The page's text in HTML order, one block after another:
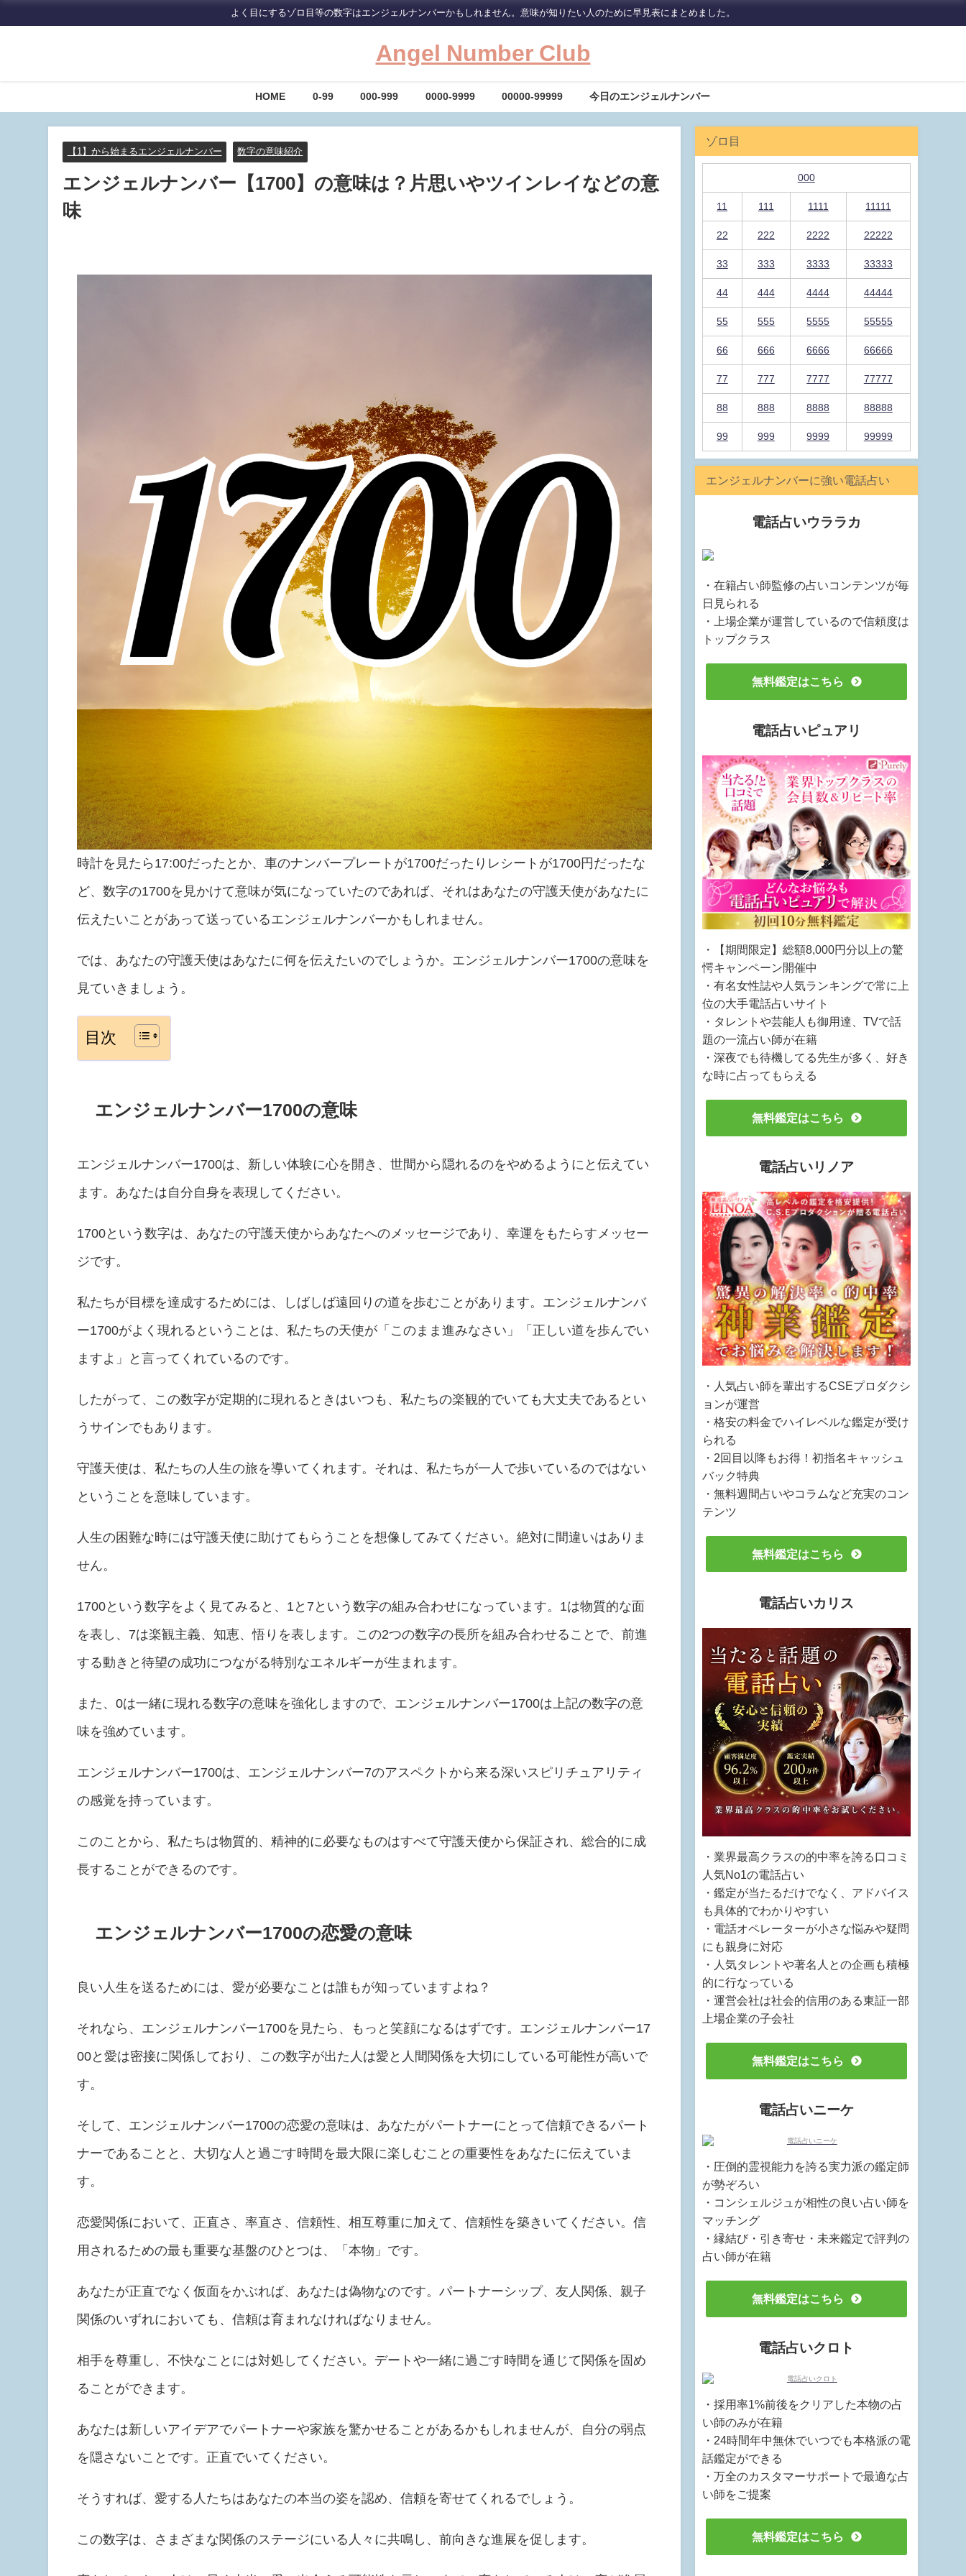
よく目にするゾロ目等の数字はエンジェルナンバーかもしれません。意味が知りたい人のために早見表にまとめました。
Angel Number Club
HOME 0-99 000-999 0000-9999 00000-99999 今日のエンジェルナンバー
【1】から始まるエンジェルナンバー 数字の意味紹介
エンジェルナンバー【1700】の意味は？片思いやツインレイなどの意
味
時計を見たら17:00だったとか、車のナンバープレートが1700だったりレシートが1700円だったな
ど、数字の1700を見かけて意味が気になっていたのであれば、それはあなたの守護天使があなたに
伝えたいことがあって送っているエンジェルナンバーかもしれません。
では、あなたの守護天使はあなたに何を伝えたいのでしょうか。エンジェルナンバー1700の意味を
見ていきましょう。
目次
エンジェルナンバー1700の意味
エンジェルナンバー1700は、新しい体験に心を開き、世間から隠れるのをやめるようにと伝えてい
ます。あなたは自分自身を表現してください。
1700という数字は、あなたの守護天使からあなたへのメッセージであり、幸運をもたらすメッセー
ジです。
私たちが目標を達成するためには、しばしば遠回りの道を歩むことがあります。エンジェルナンバ
ー1700がよく現れるということは、私たちの天使が「このまま進みなさい」「正しい道を歩んでい
ますよ」と言ってくれているのです。
したがって、この数字が定期的に現れるときはいつも、私たちの楽観的でいても大丈夫であるとい
うサインでもあります。
守護天使は、私たちの人生の旅を導いてくれます。それは、私たちが一人で歩いているのではない
ということを意味しています。
人生の困難な時には守護天使に助けてもらうことを想像してみてください。絶対に間違いはありま
せん。
1700という数字をよく見てみると、1と7という数字の組み合わせになっています。1は物質的な面
を表し、7は楽観主義、知恵、悟りを表します。この2つの数字の長所を組み合わせることで、前進
する動きと待望の成功につながる特別なエネルギーが生まれます。
また、0は一緒に現れる数字の意味を強化しますので、エンジェルナンバー1700は上記の数字の意
味を強めています。
エンジェルナンバー1700は、エンジェルナンバー7のアスペクトから来る深いスピリチュアリティ
の感覚を持っています。
このことから、私たちは物質的、精神的に必要なものはすべて守護天使から保証され、総合的に成
長することができるのです。
エンジェルナンバー1700の恋愛の意味
良い人生を送るためには、愛が必要なことは誰もが知っていますよね？
それなら、エンジェルナンバー1700を見たら、もっと笑顔になるはずです。エンジェルナンバー17
00と愛は密接に関係しており、この数字が出た人は愛と人間関係を大切にしている可能性が高いで
す。
そして、エンジェルナンバー1700の恋愛の意味は、あなたがパートナーにとって信頼できるパート
ナーであることと、大切な人と過ごす時間を最大限に楽しむことの重要性をあなたに伝えていま
す。
恋愛関係において、正直さ、率直さ、信頼性、相互尊重に加えて、信頼性を築きいてください。信
用されるための最も重要な基盤のひとつは、「本物」です。
あなたが正直でなく仮面をかぶれば、あなたは偽物なのです。パートナーシップ、友人関係、親子
関係のいずれにおいても、信頼は育まれなければなりません。
相手を尊重し、不快なことには対処してください。デートや一緒に過ごす時間を通じて関係を固め
ることができます。
あなたは新しいアイデアでパートナーや家族を驚かせることがあるかもしれませんが、自分の弱点
を隠さないことです。正直でいてください。
そうすれば、愛する人たちはあなたの本当の姿を認め、信頼を寄せてくれるでしょう。
この数字は、さまざまな関係のステージにいる人々に共鳴し、前向きな進展を促します。
ゾロ目
000
11 111 1111 11111
22 222 2222 22222
33 333 3333 33333
44 444 4444 44444
55 555 5555 55555
66 666 6666 66666
77 777 7777 77777
88 888 8888 88888
99 999 9999 99999
エンジェルナンバーに強い電話占い
電話占いウララカ
・在籍占い師監修の占いコンテンツが毎
日見られる
・上場企業が運営しているので信頼度は
トップクラス
無料鑑定はこちら
電話占いピュアリ
・【期間限定】総額8,000円分以上の驚
愕キャンペーン開催中
・有名女性誌や人気ランキングで常に上
位の大手電話占いサイト
・タレントや芸能人も御用達、TVで話
題の一流占い師が在籍
・深夜でも待機してる先生が多く、好き
な時に占ってもらえる
無料鑑定はこちら
電話占いリノア
・人気占い師を輩出するCSEプロダクシ
ョンが運営
・格安の料金でハイレベルな鑑定が受け
られる
・2回目以降もお得！初指名キャッシュ
バック特典
・無料週間占いやコラムなど充実のコン
テンツ
無料鑑定はこちら
電話占いカリス
・業界最高クラスの的中率を誇る口コミ
人気No1の電話占い
・鑑定が当たるだけでなく、アドバイス
も具体的でわかりやすい
・電話オペレーターが小さな悩みや疑問
にも親身に対応
・人気タレントや著名人との企画も積極
的に行なっている
・運営会社は社会的信用のある東証一部
上場企業の子会社
無料鑑定はこちら
電話占いニーケ
・圧倒的霊視能力を誇る実力派の鑑定師
が勢ぞろい
・コンシェルジュが相性の良い占い師を
マッチング
・縁結び・引き寄せ・未来鑑定で評判の
占い師が在籍
無料鑑定はこちら
電話占いクロト
・採用率1%前後をクリアした本物の占
い師のみが在籍
・24時間年中無休でいつでも本格派の電
話鑑定ができる
・万全のカスタマーサポートで最適な占
い師をご提案
無料鑑定はこちら